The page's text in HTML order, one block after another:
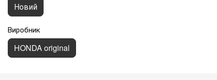
Новий
Виробник
HONDA original